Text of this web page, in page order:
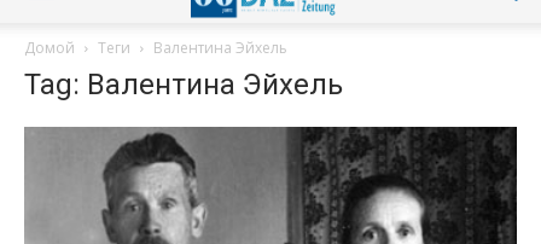
Домой Теги Валентина Эйхель
Tag: Валентина Эйхель